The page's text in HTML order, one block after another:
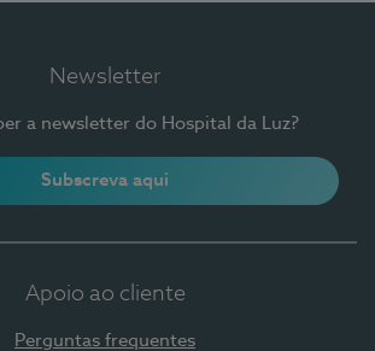
Newsletter
a newsletter do Hospital da Luz?
Subscreva aqui
Apoio ao cliente
Perguntas frequentes